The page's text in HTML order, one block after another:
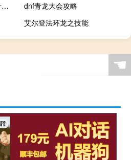
元气骑士实名认证失败是什么原因
dnf青龙大会攻略
艾尔登法环龙之技能
☚